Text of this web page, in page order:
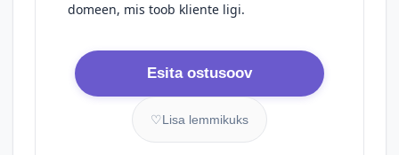
domeen, mis toob kliente ligi.
Esita ostusoov
♡Lisa lemmikuks